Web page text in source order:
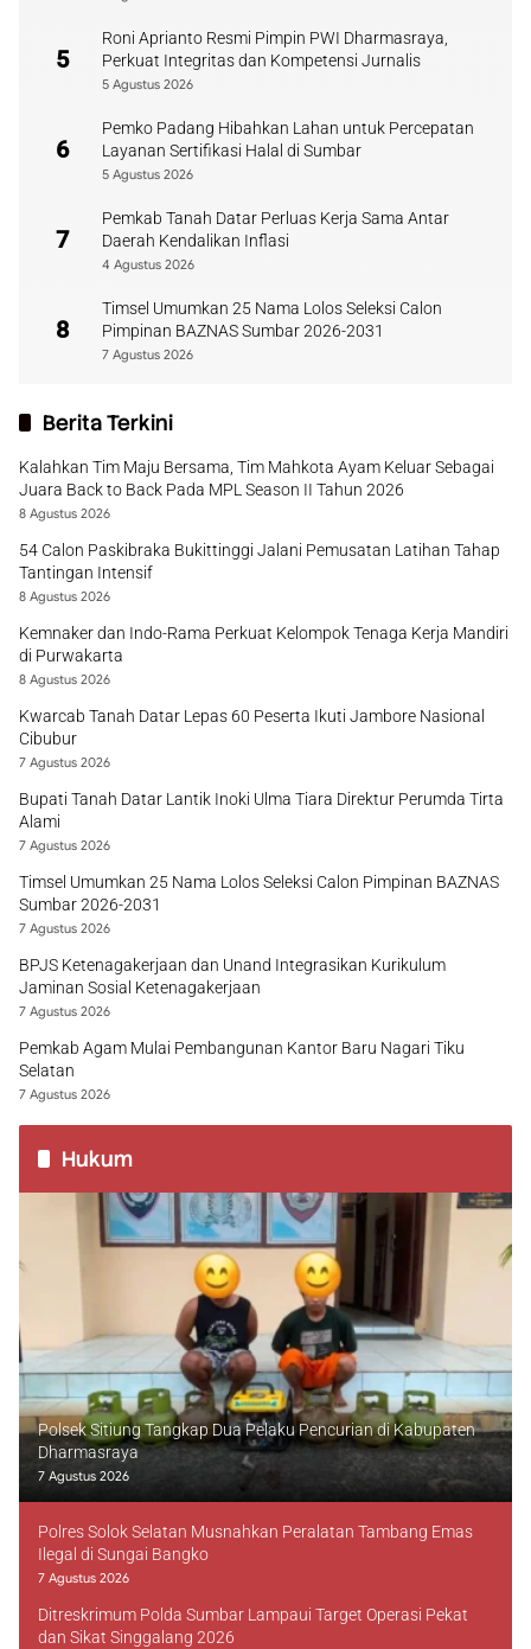
5
Roni Aprianto Resmi Pimpin PWI Dharmasraya,
Perkuat Integritas dan Kompetensi Jurnalis
5 Agustus 2026
6
Pemko Padang Hibahkan Lahan untuk Percepatan
Layanan Sertifikasi Halal di Sumbar
5 Agustus 2026
7
Pemkab Tanah Datar Perluas Kerja Sama Antar
Daerah Kendalikan Inflasi
4 Agustus 2026
8
Timsel Umumkan 25 Nama Lolos Seleksi Calon
Pimpinan BAZNAS Sumbar 2026-2031
7 Agustus 2026
Berita Terkini
Kalahkan Tim Maju Bersama, Tim Mahkota Ayam Keluar Sebagai
Juara Back to Back Pada MPL Season II Tahun 2026
8 Agustus 2026
54 Calon Paskibraka Bukittinggi Jalani Pemusatan Latihan Tahap
Tantingan Intensif
8 Agustus 2026
Kemnaker dan Indo-Rama Perkuat Kelompok Tenaga Kerja Mandiri
di Purwakarta
8 Agustus 2026
Kwarcab Tanah Datar Lepas 60 Peserta Ikuti Jambore Nasional
Cibubur
7 Agustus 2026
Bupati Tanah Datar Lantik Inoki Ulma Tiara Direktur Perumda Tirta
Alami
7 Agustus 2026
Timsel Umumkan 25 Nama Lolos Seleksi Calon Pimpinan BAZNAS
Sumbar 2026-2031
7 Agustus 2026
BPJS Ketenagakerjaan dan Unand Integrasikan Kurikulum
Jaminan Sosial Ketenagakerjaan
7 Agustus 2026
Pemkab Agam Mulai Pembangunan Kantor Baru Nagari Tiku
Selatan
7 Agustus 2026
Hukum
Polsek Sitiung Tangkap Dua Pelaku Pencurian di Kabupaten
Dharmasraya
7 Agustus 2026
Polres Solok Selatan Musnahkan Peralatan Tambang Emas
Ilegal di Sungai Bangko
7 Agustus 2026
Ditreskrimum Polda Sumbar Lampaui Target Operasi Pekat
dan Sikat Singgalang 2026